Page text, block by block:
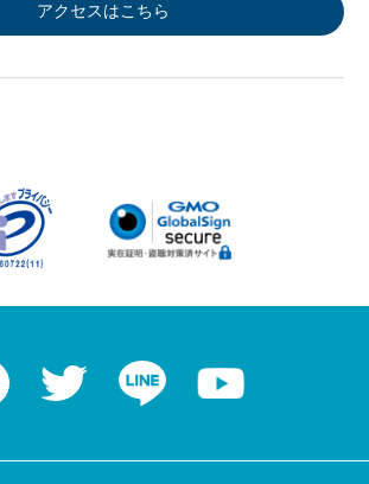
アクセスはこちら
Facebook Twitter